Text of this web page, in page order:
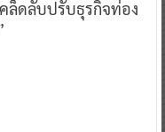
คล็ดลับปรับธุรกิจท่อง